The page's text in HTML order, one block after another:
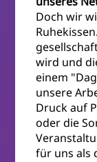
Doch wir
wird und
einem
unsere
Druck auf
oder die
für uns als